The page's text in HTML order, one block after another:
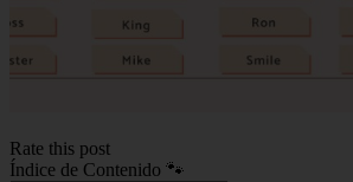
Rate this post
Índice de Contenido 🐾